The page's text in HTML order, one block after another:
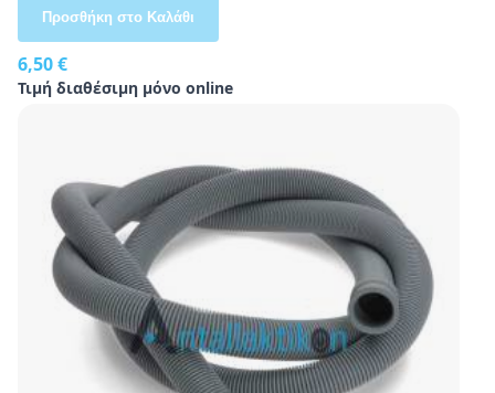
6,50 €
Τιμή διαθέσιμη μόνο online
Προσθήκη στο Καλάθι